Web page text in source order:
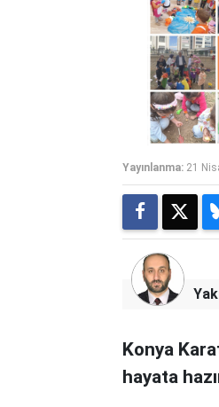
Yayınlanma: 21
Konya
hayata